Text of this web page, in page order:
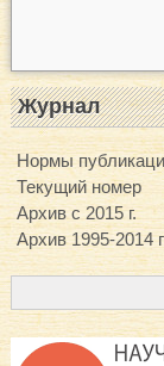
Журнал
Нормы
Текущий номер
Архив с 2015 г.
Архив 1995-2014